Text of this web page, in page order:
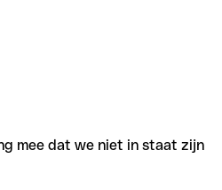
mee dat we niet in staat zijn